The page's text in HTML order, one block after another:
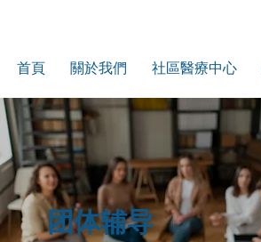
首頁 關於我們 社區醫療中心
团体辅导